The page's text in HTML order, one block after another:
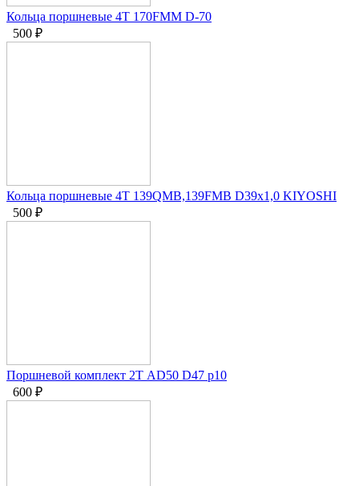
Кольца поршневые 4Т 170FMM D-70
500 ₽
Кольца поршневые 4Т 139QMB,139FMB D39х1,0 KIYOSHI
500 ₽
Поршневой комплект 2Т AD50 D47 p10
600 ₽